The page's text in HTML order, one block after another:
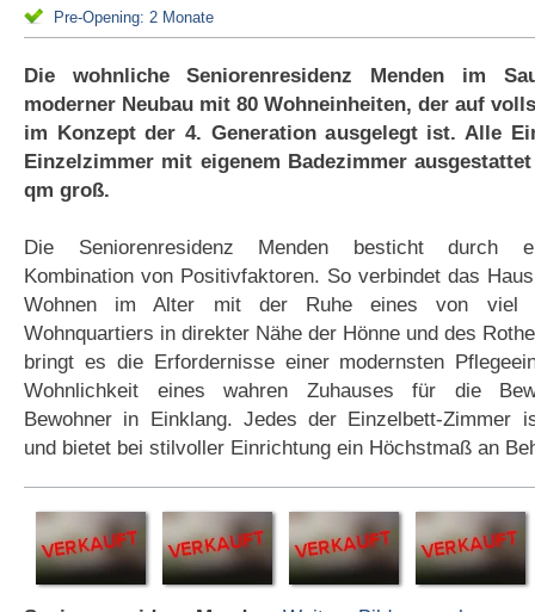
Pre-Opening: 2 Monate
Die wohnliche Seniorenresidenz Menden im
moderner Neubau mit 80 Wohneinheiten, der auf
im Konzept der 4. Generation ausgelegt ist. Alle
Einzelzimmer mit eigenem Badezimmer
qm groß.
Die Seniorenresidenz Menden besticht durch
Kombination von Positivfaktoren. So verbindet das
Wohnen im Alter mit der Ruhe eines von viel
Wohnquartiers in direkter Nähe der Hönne und des
bringt es die Erfordernisse einer modernsten
Wohnlichkeit eines wahren Zuhauses für die
Bewohner in Einklang. Jedes der Einzelbett-Zimmer
und bietet bei stilvoller Einrichtung ein Höchstmaß an